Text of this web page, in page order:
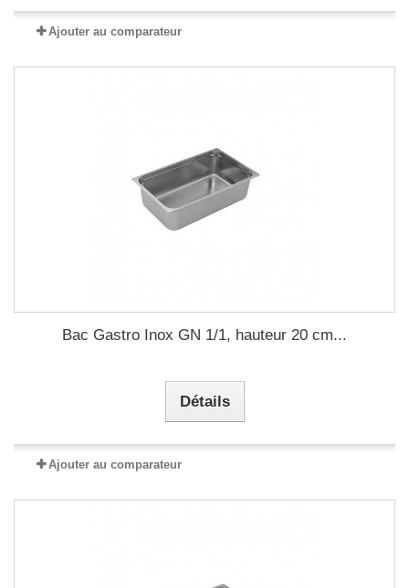
Ajouter au comparateur
Bac Gastro Inox GN 1/1, hauteur 20 cm...
Détails
Ajouter au comparateur